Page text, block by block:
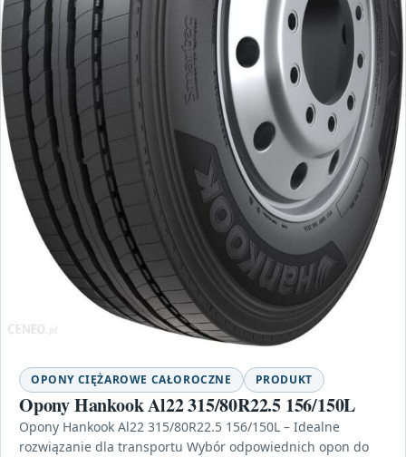
OPONY CIĘŻAROWE CAŁOROCZNE PRODUKT
Opony Hankook Al22 315/80R22.5 156/150L
Opony Hankook Al22 315/80R22.5 156/150L – Idealne
rozwiązanie dla transportu Wybór odpowiednich opon do